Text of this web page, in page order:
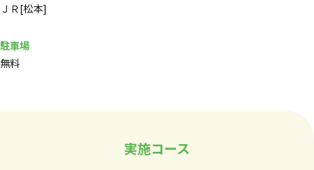
ＪＲ[松本]
駐車場
無料
実施コース